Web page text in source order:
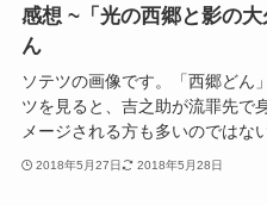
感想 ~「光の西郷と影の
ん
ソテツの画像です。「西郷どん
ツを見ると、吉之助が流罪先で
メージされる方も多いのではな
2018年5月27日 2018年5月28日